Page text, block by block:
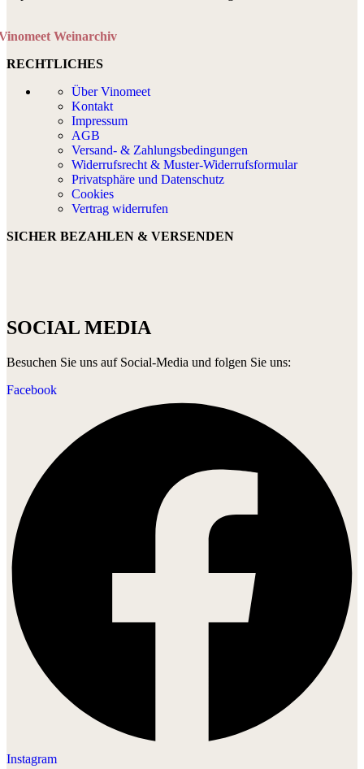
Weinarchiv
RECHTLICHES
Über Vinomeet
Kontakt
Impressum
AGB
Versand- & Zahlungsbedingungen
Widerrufsrecht & Muster-Widerrufsformular
Privatsphäre und Datenschutz
Cookies
Vertrag widerrufen
SICHER BEZAHLEN & VERSENDEN
SOCIAL MEDIA
Besuchen Sie uns auf Social-Media und folgen Sie uns:
Facebook
Instagram